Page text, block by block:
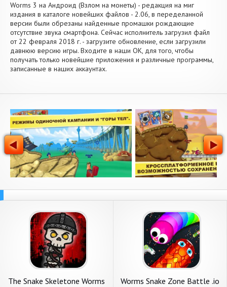
Worms 3 на Андроид (Взлом на монеты) - редакция на миг
издания в каталоге новейших файлов - 2.06, в переделанной
версии были обрезаны найденные промашки рождающие
отсутствие звука смартфона. Сейчас исполнитель загрузил файл
от 22 февраля 2018 г. - загрузите обновление, если загрузили
давнюю версию игры. Входите в наши OK, для того, чтобы
получать только новейшие приложения и различные программы,
записанные в наших аккаунтах.
The Snake Skeletone Worms
Worms Snake Zone Battle .io